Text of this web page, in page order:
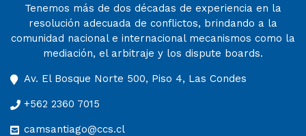
Tenemos más de dos décadas de experiencia en la
resolución adecuada de conflictos, brindando a la
comunidad nacional e internacional mecanismos como la
mediación, el arbitraje y los dispute boards.
Av. El Bosque Norte 500, Piso 4, Las Condes
+562 2360 7015
camsantiago@ccs.cl